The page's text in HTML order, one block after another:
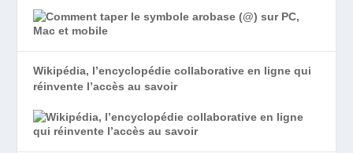
Wikipédia, l’encyclopédie collaborative en ligne qui
réinvente l’accès au savoir